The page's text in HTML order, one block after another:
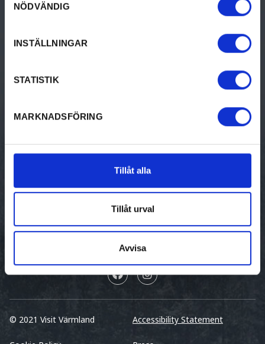
NÖDVÄNDIG
INSTÄLLNINGAR
STATISTIK
MARKNADSFÖRING
Tillåt alla
Tillåt urval
Avvisa
Events
Unique Accommodation
Guest Harbors
Discover Värmland
Tourist Information
Vacation in Värmland
© 2021 Visit Värmland Accessibility Statement